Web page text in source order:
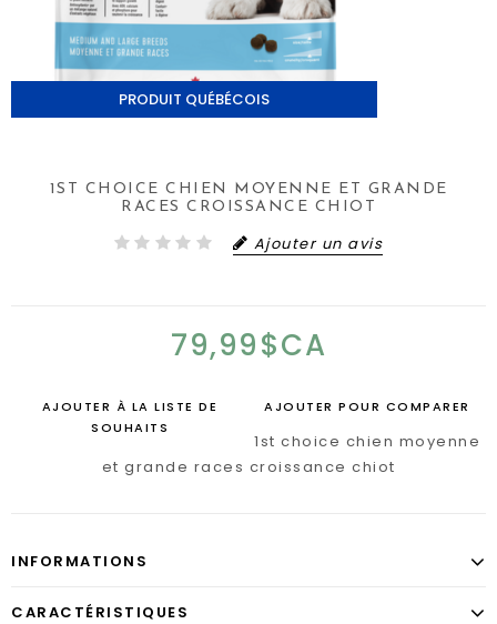
PRODUIT QUÉBÉCOIS
1ST CHOICE CHIEN MOYENNE ET GRANDE
RACES CROISSANCE CHIOT
Ajouter un avis
79,99$CA
AJOUTER À LA LISTE DE
SOUHAITS
AJOUTER POUR COMPARER
1st choice chien moyenne
et grande races croissance chiot
INFORMATIONS
CARACTÉRISTIQUES